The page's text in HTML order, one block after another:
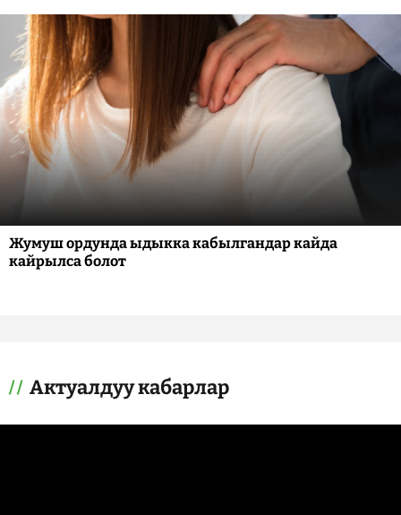
Жумуш ордунда ыдыкка кабылгандар кайда
кайрылса болот
Актуалдуу кабарлар